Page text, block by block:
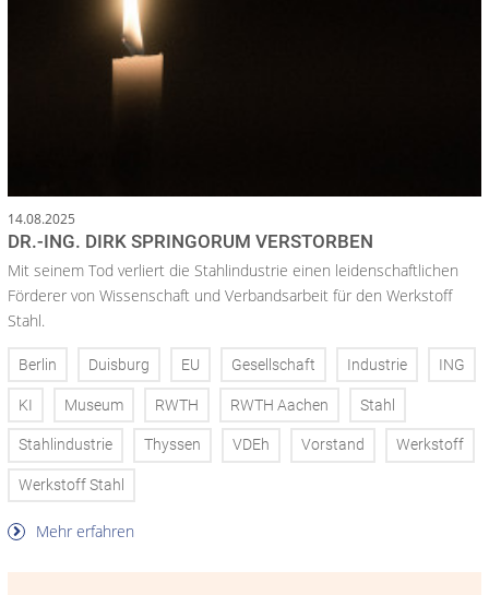
14.08.2025
DR.-ING. DIRK SPRINGORUM VERSTORBEN
Mit seinem Tod verliert die Stahlindustrie einen leidenschaftlichen
Förderer von Wissenschaft und Verbandsarbeit für den Werkstoff
Stahl.
Berlin Duisburg EU Gesellschaft Industrie ING
KI Museum RWTH RWTH Aachen Stahl
Stahlindustrie Thyssen VDEh Vorstand Werkstoff
Werkstoff Stahl
Mehr erfahren